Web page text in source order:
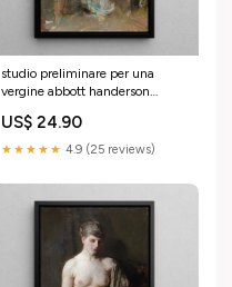
studio preliminare per una
vergine abbott handerson
US$ 24.90
★★★★★ 4.9 (25 reviews)